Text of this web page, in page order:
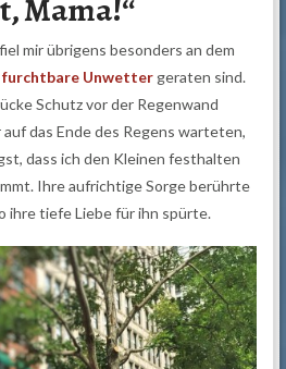
Mama!“
mir übrigens besonders an dem
furchtbare Unwetter geraten sind.
Schutz vor der Regenwand
das Ende des Regens warteten,
dass ich den Kleinen festhalten
Ihre aufrichtige Sorge berührte
ihre tiefe Liebe für ihn spürte.